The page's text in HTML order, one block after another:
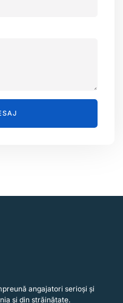
angajatori serioși și
și din străinătate.